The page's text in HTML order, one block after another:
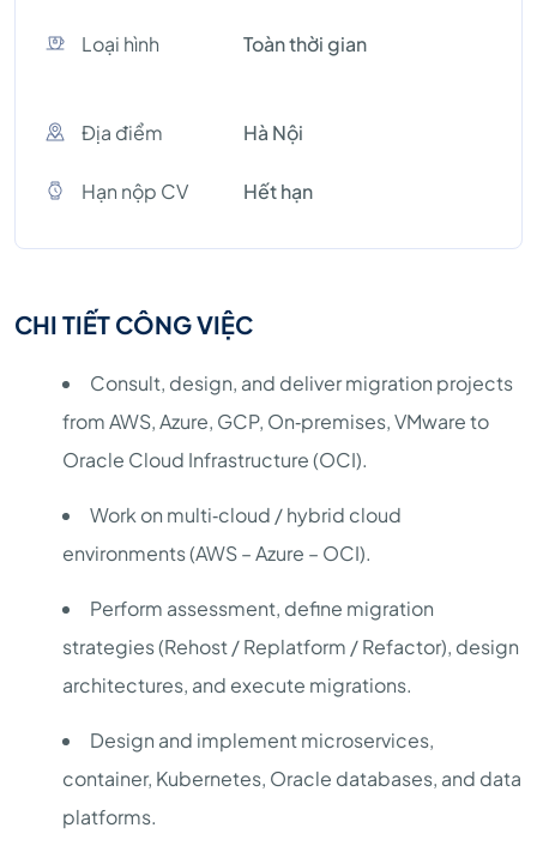
Loại hình Toàn thời gian
Địa điểm Hà Nội
Hạn nộp CV Hết hạn
CHI TIẾT CÔNG VIỆC
Consult, design, and deliver migration projects
from AWS, Azure, GCP, On‑premises, VMware to
Oracle Cloud Infrastructure (OCI).
Work on multi‑cloud / hybrid cloud
environments (AWS – Azure – OCI).
Perform assessment, define migration
strategies (Rehost / Replatform / Refactor), design
architectures, and execute migrations.
Design and implement microservices,
container, Kubernetes, Oracle databases, and data
platforms.